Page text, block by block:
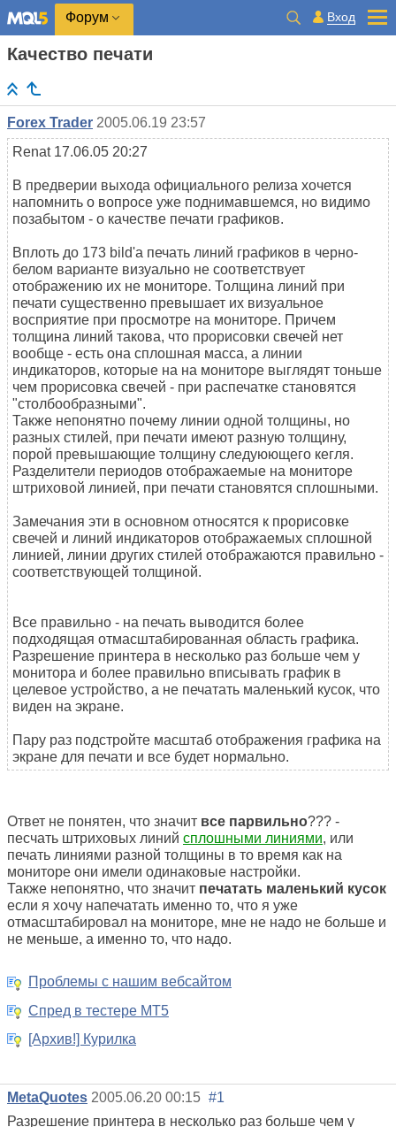
Форум Вход
Качество печати
Forex Trader 2005.06.19 23:57
Renat 17.06.05 20:27
В предверии выхода официального релиза хочется
напомнить о вопросе уже поднимавшемся, но видимо
позабытом - о качестве печати графиков.
Вплоть до 173 bild'а печать линий графиков в черно-
белом варианте визуально не соответствует
отображению их не мониторе. Толщина линий при
печати существенно превышает их визуальное
восприятие при просмотре на мониторе. Причем
толщина линий такова, что прорисовки свечей нет
вообще - есть она сплошная масса, а линии
индикаторов, которые на на мониторе выглядят тоньше
чем прорисовка свечей - при распечатке становятся
"столбообразными".
Также непонятно почему линии одной толщины, но
разных стилей, при печати имеют разную толщину,
порой превышающие толщину следуюющего кегля.
Разделители периодов отображаемые на мониторе
штриховой линией, при печати становятся сплошными.
Замечания эти в основном относятся к прорисовке
свечей и линий индикаторов отображаемых сплошной
линией, линии других стилей отображаются правильно -
соответствующей толщиной.
Все правильно - на печать выводится более
подходящая отмасштабированная область графика.
Разрешение принтера в несколько раз больше чем у
монитора и более правильно вписывать график в
целевое устройство, а не печатать маленький кусок, что
виден на экране.
Пару раз подстройте масштаб отображения графика на
экране для печати и все будет нормально.
Ответ не понятен, что значит все парвильно??? -
песчать штриховых линий сплошными линиями, или
печать линиями разной толщины в то время как на
мониторе они имели одинаковые настройки.
Также непонятно, что значит печатать маленький кусок
если я хочу напечатать именно то, что я уже
отмасштабировал на мониторе, мне не надо не больше и
не меньше, а именно то, что надо.
Проблемы с нашим вебсайтом
Спред в тестере МТ5
[Архив!] Курилка
MetaQuotes 2005.06.20 00:15 #1
Разрешение принтера в несколько раз больше чем у